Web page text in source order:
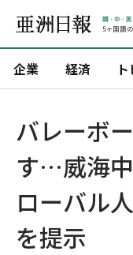
企業 経済
バレーボ
す…威海
ローバル
を提示